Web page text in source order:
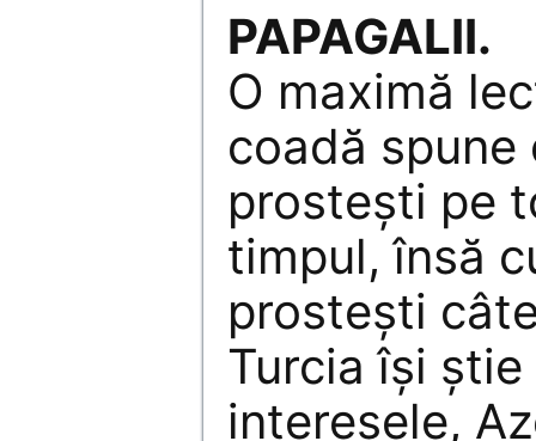
PAPAGALII.
O maximă
coadă
prosteşti pe
timpul, însă
prosteşti
Turcia îşi
interesele,